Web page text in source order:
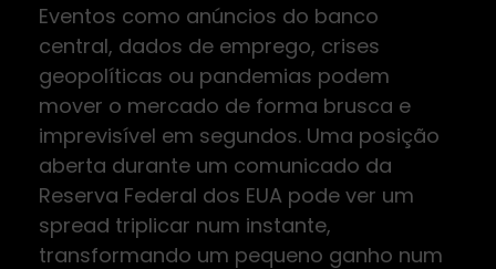
Eventos como anúncios do banco
central, dados de emprego, crises
geopolíticas ou pandemias podem
mover o mercado de forma brusca e
imprevisível em segundos. Uma posição
aberta durante um comunicado da
Reserva Federal dos EUA pode ver um
spread triplicar num instante,
transformando um pequeno ganho num